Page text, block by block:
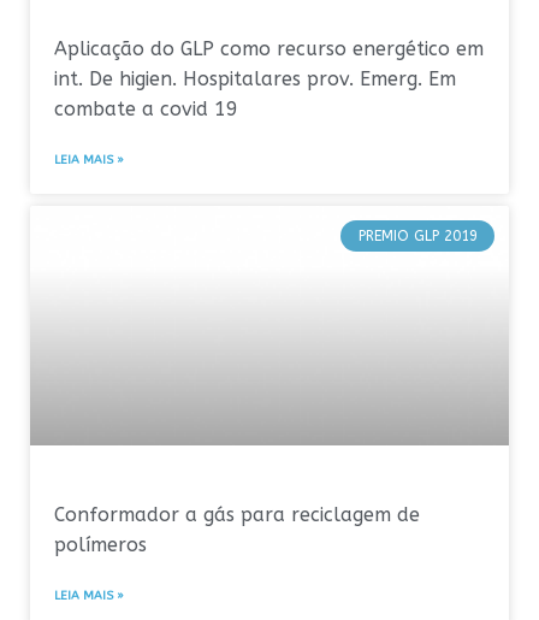
Aplicação do GLP como recurso energético em
int. De higien. Hospitalares prov. Emerg. Em
combate a covid 19
LEIA MAIS »
PREMIO GLP 2019
Conformador a gás para reciclagem de
polímeros
LEIA MAIS »